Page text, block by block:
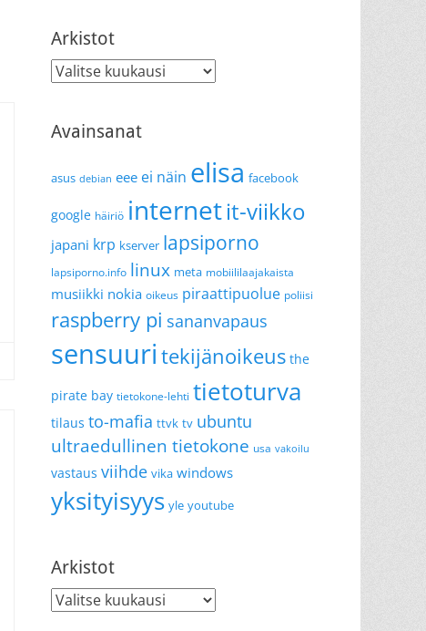
Arkistot
Arkistot
Avainsanat
asus debian eee ei näin elisa facebook
google häiriö internetit-viikko
japani krp kserver lapsiporno
lapsiporno.info linux meta mobiililaajakaista
musiikki nokia oikeus piraattipuolue poliisi
raspberry pi sananvapaus
sensuuri tekijänoikeus the
pirate bay tietokone-lehti tietoturva
tilaus to-mafia ttvk tv ubuntu
ultraedullinen tietokone usa vakoilu
vastaus viihde vika windows
yksityisyys yle youtube
Arkistot
Arkistot